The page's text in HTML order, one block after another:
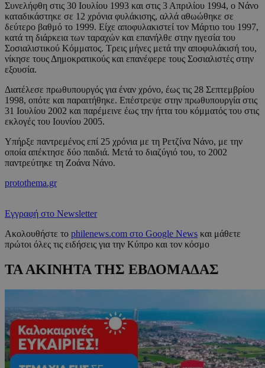
Συνελήφθη στις 30 Ιουλίου 1993 και στις 3 Απριλίου 1994, ο Νάνο
καταδικάστηκε σε 12 χρόνια φυλάκισης, αλλά αθωώθηκε σε
δεύτερο βαθμό το 1999. Είχε αποφυλακιστεί τον Μάρτιο του 1997,
κατά τη διάρκεια των ταραχών και επανήλθε στην ηγεσία του
Σοσιαλιστικού Κόμματος. Τρεις μήνες μετά την αποφυλάκισή του,
νίκησε τους Δημοκρατικούς και επανέφερε τους Σοσιαλιστές στην
εξουσία.
Διατέλεσε πρωθυπουργός για έναν χρόνο, έως τις 28 Σεπτεμβρίου
1998, οπότε και παραιτήθηκε. Επέστρεψε στην πρωθυπουργία στις
31 Ιουλίου 2002 και παρέμεινε έως την ήττα του κόμματός του στις
εκλογές του Ιουνίου 2005.
Υπήρξε παντρεμένος επί 25 χρόνια με τη Ρετζίνα Νάνο, με την
οποία απέκτησε δύο παιδιά. Μετά το διαζύγιό του, το 2002
παντρεύτηκε τη Ζοάνα Νάνο.
protothema.gr
Εγγραφή στο Newsletter
Ακολουθήστε το philenews.com στο Google News και μάθετε
πρώτοι όλες τις ειδήσεις για την Κύπρο και τον κόσμο
ΤΑ ΑΚΙΝΗΤΑ ΤΗΣ ΕΒΔΟΜΑΔΑΣ